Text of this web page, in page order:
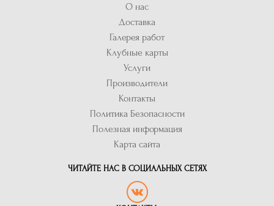
О нас
Доставка
Галерея работ
Клубные карты
Услуги
Производители
Контакты
Политика Безопасности
Полезная информация
Карта сайта
ЧИТАЙТЕ НАС В СОЦИАЛЬНЫХ СЕТЯХ